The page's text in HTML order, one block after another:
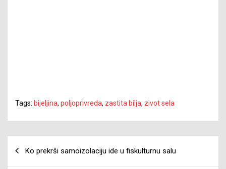
Tags: bijeljina, poljoprivreda, zastita bilja, zivot sela
članaka
Ko prekrši samoizolaciju ide u fiskulturnu salu